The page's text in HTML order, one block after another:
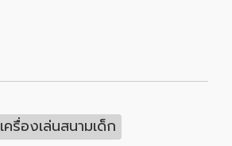
เครื่องเล่นสนามเด็ก